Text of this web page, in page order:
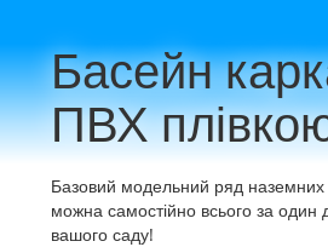
Басейн
ПВХ
Базовий модельний ряд наземних
можна самостійно всього за один
вашого саду!